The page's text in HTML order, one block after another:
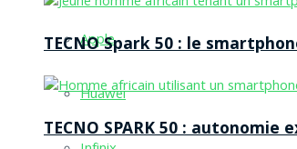
Apple
Huawei
TECNO Spark 50 : le
TECNO SPARK 50 :